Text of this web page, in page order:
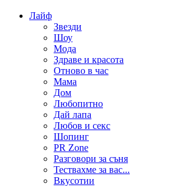
Лайф
Звезди
Шоу
Мода
Здраве и красота
Отново в час
Мама
Дом
Любопитно
Дай лапа
Любов и секс
Шопинг
PR Zone
Разговори за съня
Тествахме за вас...
Вкусотии